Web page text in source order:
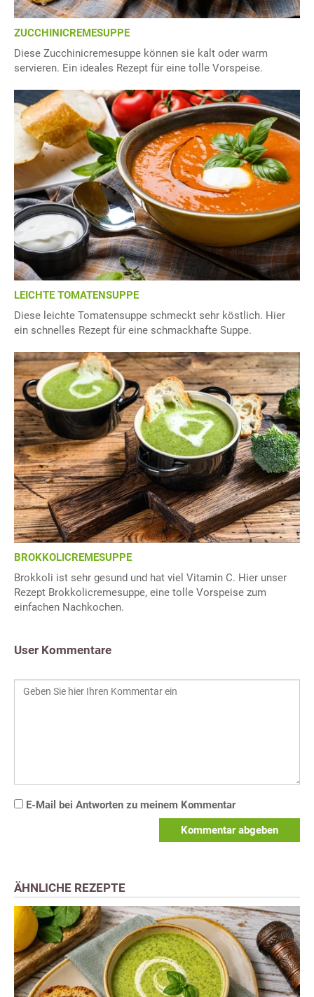
ZUCCHINICREMESUPPE
Diese Zucchinicremesuppe können sie kalt oder warm
servieren. Ein ideales Rezept für eine tolle Vorspeise.
LEICHTE TOMATENSUPPE
Diese leichte Tomatensuppe schmeckt sehr köstlich. Hier
ein schnelles Rezept für eine schmackhafte Suppe.
BROKKOLICREMESUPPE
Brokkoli ist sehr gesund und hat viel Vitamin C. Hier unser
Rezept Brokkolicremesuppe, eine tolle Vorspeise zum
einfachen Nachkochen.
User Kommentare
E-Mail bei Antworten zu meinem Kommentar
Kommentar abgeben
ÄHNLICHE REZEPTE